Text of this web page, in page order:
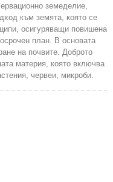
земеделие,
към земята, която се
осигуряващи повишена
план. В основата
на почвите. Доброто
материя, която включва
червеи, микроби.